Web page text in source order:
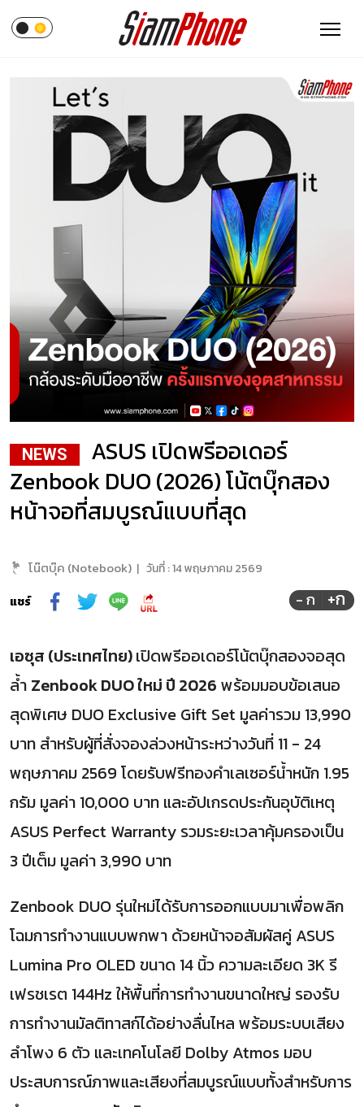
NEWS
ASUS เปิดพรีออเดอร์
Zenbook DUO (2026) โน้ตบุ๊กสอง
หน้าจอที่สมบูรณ์แบบที่สุด
โน๊ตบุ๊ค (Notebook) | วันที่ :14 พฤษภาคม 2569
แชร์
- ก +ก
เอซุส (ประเทศไทย)เปิดพรีออเดอร์โน้ตบุ๊กสองจอสุด
ล้ำ Zenbook DUO ใหม่ ปี 2026 พร้อมมอบข้อเสนอ
สุดพิเศษ DUO Exclusive Gift Set มูลค่ารวม 13,990
บาท สำหรับผู้ที่สั่งจองล่วงหน้าระหว่างวันที่ 11 - 24
พฤษภาคม 2569 โดยรับฟรีทองคำเลเซอร์น้ำหนัก 1.95
กรัม มูลค่า 10,000 บาท และอัปเกรดประกันอุบัติเหตุ
ASUS Perfect Warranty รวมระยะเวลาคุ้มครองเป็น
3 ปีเต็ม มูลค่า 3,990 บาท
Zenbook DUO รุ่นใหม่ได้รับการออกแบบมาเพื่อพลิก
โฉมการทำงานแบบพกพา ด้วยหน้าจอสัมผัสคู่ ASUS
Lumina Pro OLED ขนาด 14 นิ้ว ความละเอียด 3K รี
เฟรชเรต 144Hz ให้พื้นที่การทำงานขนาดใหญ่ รองรับ
การทำงานมัลติทาสก์ได้อย่างลื่นไหล พร้อมระบบเสียง
ลำโพง 6 ตัว และเทคโนโลยี Dolby Atmos มอบ
ประสบการณ์ภาพและเสียงที่สมบูรณ์แบบทั้งสำหรับการ